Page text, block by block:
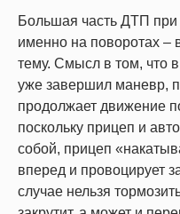
Большая часть ДТП при
именно на поворотах –
тему. Смысл в том, что
уже завершил маневр,
продолжает движение
поскольку прицеп и
собой, прицеп
вперед и провоцирует
случае нельзя